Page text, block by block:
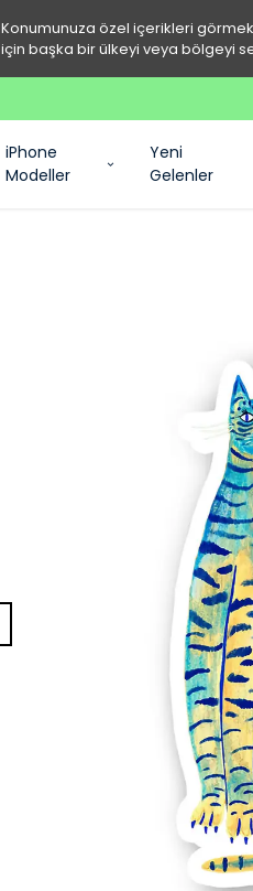
Konumunuza özel içerikleri
için başka bir ülkeyi veya bölgeyi
iPhone
Modeller
Yeni
Gelenler